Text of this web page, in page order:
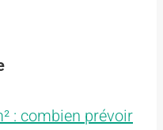
: combien prévoir